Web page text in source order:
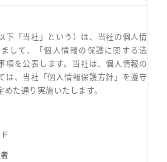
下「当社」という）は、当社の個人情
して、「個人情報の保護に関する法
項を公表します。当社は、個人情報の
は、当社「個人情報保護方針」を遵守
た通り実施いたします。